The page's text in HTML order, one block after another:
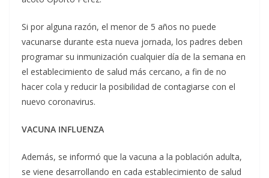
Si por alguna razón, el menor de 5 años no puede
vacunarse durante esta nueva jornada, los padres deben
programar su inmunización cualquier día de la semana en
el establecimiento de salud más cercano, a fin de no
hacer cola y reducir la posibilidad de contagiarse con el
nuevo coronavirus.
VACUNA INFLUENZA
Además, se informó que la vacuna a la población adulta,
se viene desarrollando en cada establecimiento de salud